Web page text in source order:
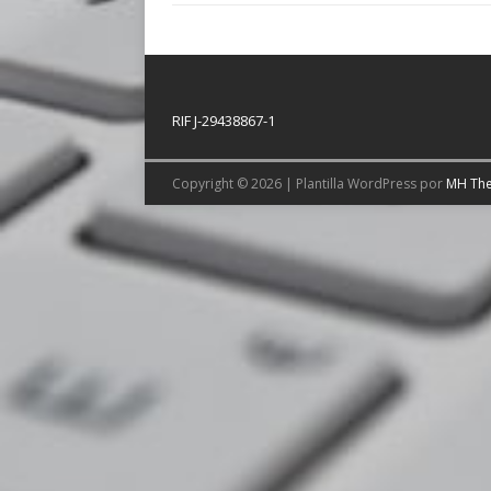
RIF J-29438867-1
Copyright © 2026 | Plantilla WordPress por MH